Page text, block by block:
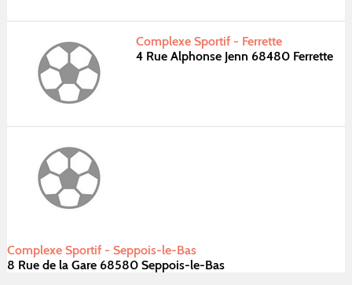
Complexe Sportif - Ferrette
4 Rue Alphonse Jenn 68480 Ferrette
Complexe Sportif - Seppois-le-Bas
8 Rue de la Gare 68580 Seppois-le-Bas